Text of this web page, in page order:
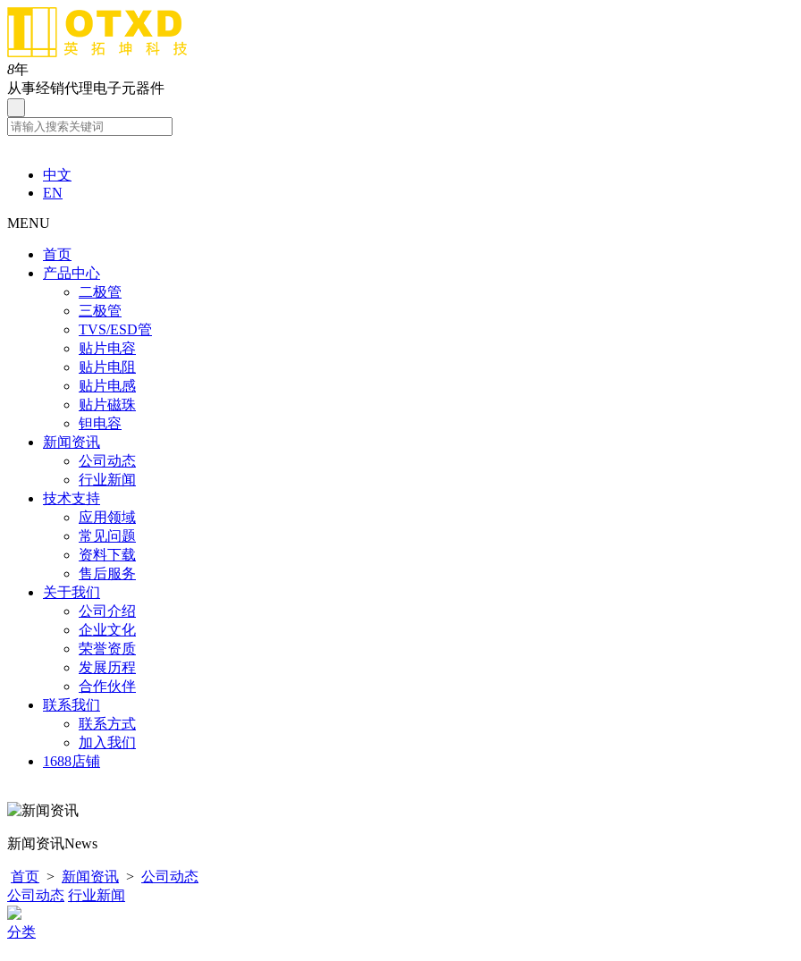
8年
从事经销代理电子元器件
中文
EN
MENU
首页
产品中心
二极管
三极管
TVS/ESD管
贴片电容
贴片电阻
贴片电感
贴片磁珠
钽电容
新闻资讯
公司动态
行业新闻
技术支持
应用领域
常见问题
资料下载
售后服务
关于我们
公司介绍
企业文化
荣誉资质
发展历程
合作伙伴
联系我们
联系方式
加入我们
1688店铺
新闻资讯News
首页 > 新闻资讯 > 公司动态
公司动态 行业新闻
分类